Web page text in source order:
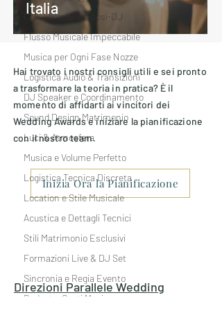
Collaborazione Sposi-DJ
Flusso Musicale Impeccabile
Musica per Ogni Fase Nozze
Logistica Audio & Transizioni
DJ Speaker e Coordinamento
Sound Design Matrimonio
Luci & Atmosfera
Musica e Volume Perfetto
Logistica Tecnica Discreta
Location e Stile Musicale
Acustica e Dettagli Tecnici
Stili Matrimonio Esclusivi
Formazioni Live & DJ Set
Sincronia e Regia Evento
Budget e Costi Musica
Italia
Hai trovato i nostri consigli utili e sei pronto
a trasformare la teoria in pratica? È il
momento di affidarti ai vincitori dei
Wedding Awards e iniziare la pianificazione
con il nostro team.
Inizia Ora la Pianificazione
Direzioni ParalleleWedding